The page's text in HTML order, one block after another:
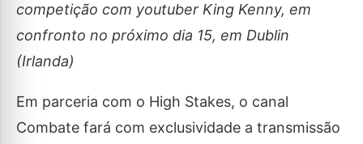
competição com youtuber King Kenny, em
confronto no próximo dia 15, em Dublin
(Irlanda)
Em parceria com o High Stakes, o canal
Combate fará com exclusividade a transmissão